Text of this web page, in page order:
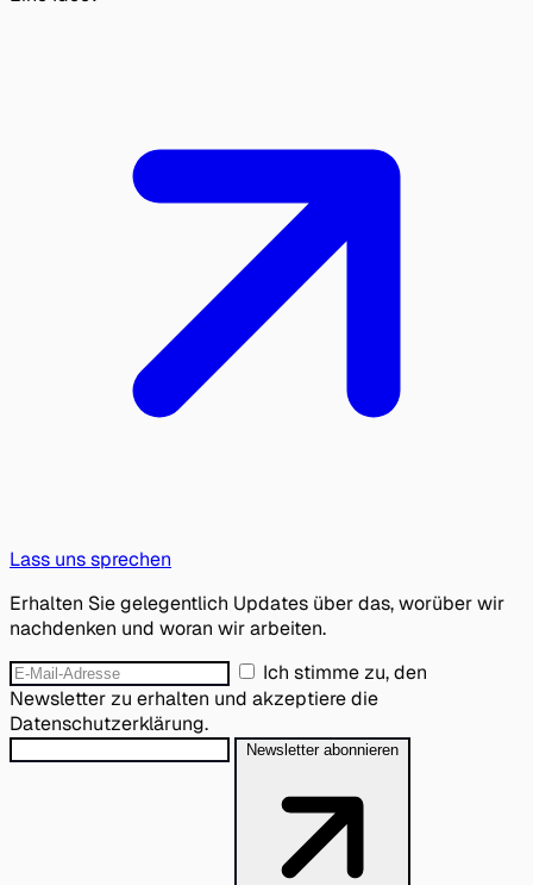
Lass uns sprechen
Erhalten Sie gelegentlich Updates über das, worüber wir
nachdenken und woran wir arbeiten.
Ich stimme zu, den
Newsletter zu erhalten und akzeptiere die
Datenschutzerklärung.
Newsletter abonnieren